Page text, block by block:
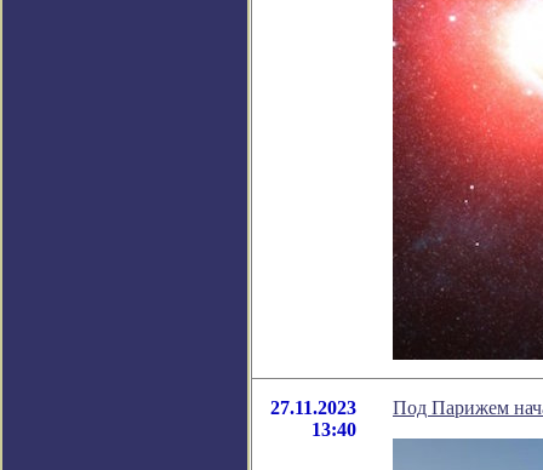
27.11.2023
13:40
Под Парижем